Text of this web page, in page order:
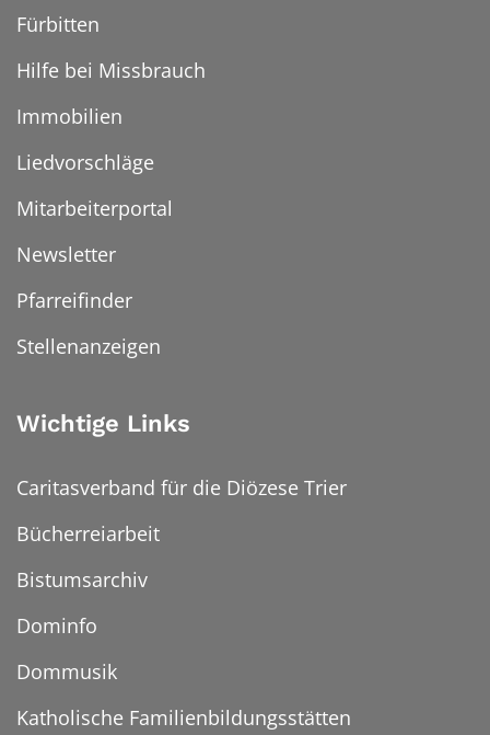
Fürbitten
Hilfe bei Missbrauch
Immobilien
Liedvorschläge
Mitarbeiterportal
Newsletter
Pfarreifinder
Stellenanzeigen
Wichtige Links
Caritasverband für die Diözese Trier
Bücherreiarbeit
Bistumsarchiv
Dominfo
Dommusik
Katholische Familienbildungsstätten